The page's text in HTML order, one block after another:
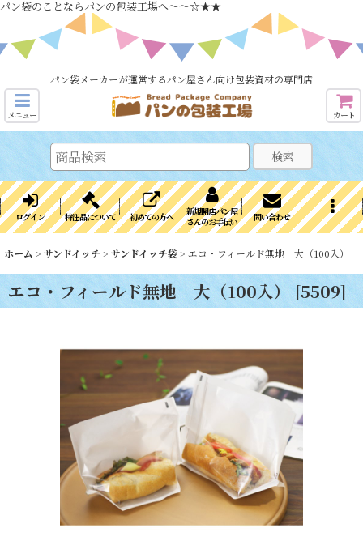
パン袋のことならパンの包装工場へ～～☆★★
パン袋メーカーが運営するパン屋さん向け包装資材の専門店
メニュー カート
検索
ログイン 特注品について 初めての方へ
新規開店パン屋
さんのお手伝い
問い合わせ
ホーム > サンドイッチ > サンドイッチ袋 > エコ・フィールド無地 大（100入）
エコ・フィールド無地 大（100入） [5509]